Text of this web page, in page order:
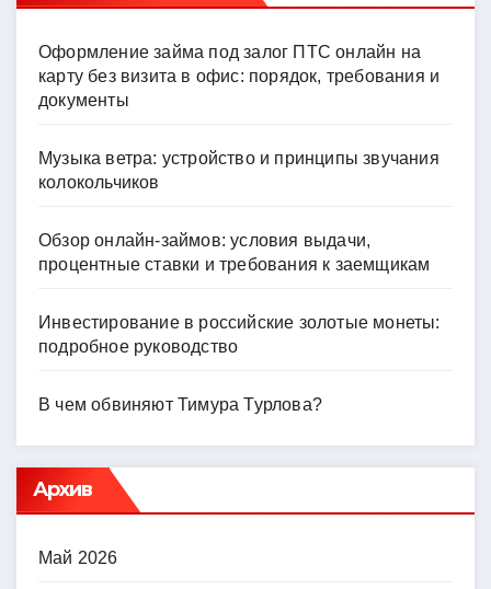
Оформление займа под залог ПТС онлайн на
карту без визита в офис: порядок, требования и
документы
Музыка ветра: устройство и принципы звучания
колокольчиков
Обзор онлайн-займов: условия выдачи,
процентные ставки и требования к заемщикам
Инвестирование в российские золотые монеты:
подробное руководство
В чем обвиняют Тимура Турлова?
Архив
Май 2026